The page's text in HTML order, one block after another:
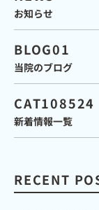
お知らせ
BLOG01
当院のブログ
CAT108524
新着情報一覧
RECENT